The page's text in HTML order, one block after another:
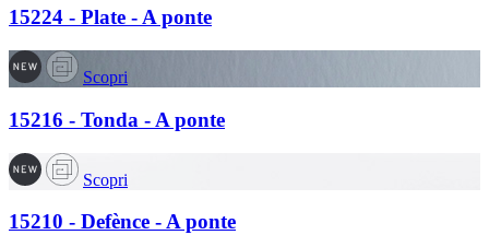
15224 - Plate - A ponte
Scopri
15216 - Tonda - A ponte
Scopri
15210 - Defènce - A ponte